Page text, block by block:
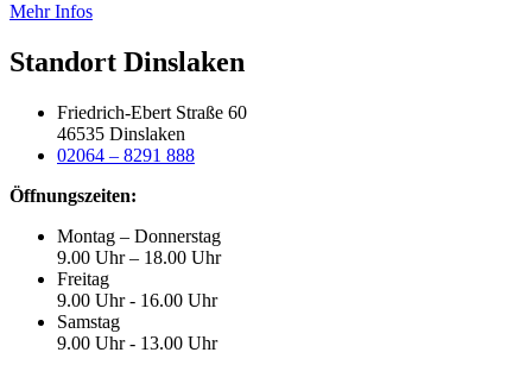
Mehr Infos
Standort Dinslaken
Friedrich-Ebert Straße 60
46535 Dinslaken
02064 – 8291 888
Öffnungszeiten:
Montag – Donnerstag
9.00 Uhr – 18.00 Uhr
Freitag
9.00 Uhr - 16.00 Uhr
Samstag
9.00 Uhr - 13.00 Uhr